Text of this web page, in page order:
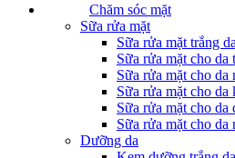
Chăm sóc mặt
Sữa rửa mặt
Sữa rửa mặt trắng da
Sữa rửa mặt cho da
Sữa rửa mặt cho da
Sữa rửa mặt cho da
Sữa rửa mặt cho da
Sữa rửa mặt cho da
Dưỡng da